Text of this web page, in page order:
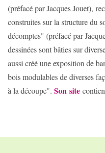
(préfacé par Jacques Jouet),
construites sur la structure du
décomptes" (préfacé par
dessinées sont bâties sur
aussi créé une exposition de
bois modulables de diverses
à la découpe". Son site